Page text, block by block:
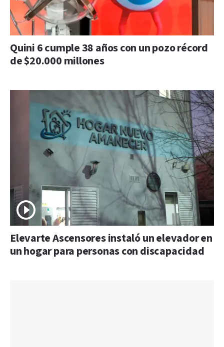
Quini 6 cumple 38 años con un pozo récord
de $20.000 millones
Elevarte Ascensores instaló un elevador en
un hogar para personas con discapacidad